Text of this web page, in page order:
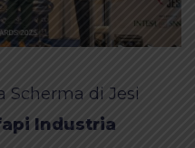
Scherma di Jesi
Industria